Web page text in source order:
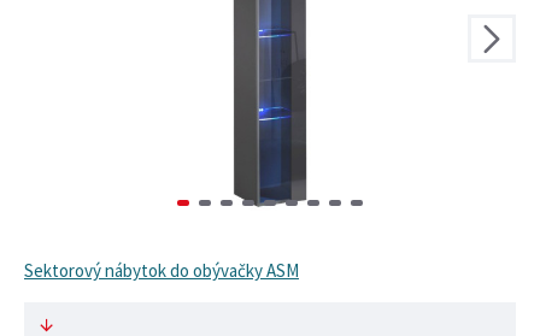
Sektorový nábytok do obývačky ASM